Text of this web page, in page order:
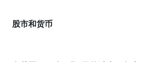
股市和货币